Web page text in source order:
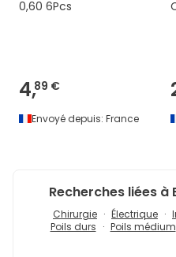
0,60 6Pcs
4,89 €
Envoyé depuis: France
Recherches liées
Chirurgie Électrique
Poils durs
Poils médium